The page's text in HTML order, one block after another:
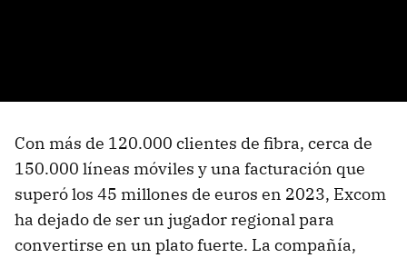
Con más de 120.000 clientes de fibra, cerca de
150.000 líneas móviles y una facturación que
superó los 45 millones de euros en 2023, Excom
ha dejado de ser un jugador regional para
convertirse en un plato fuerte. La compañía,